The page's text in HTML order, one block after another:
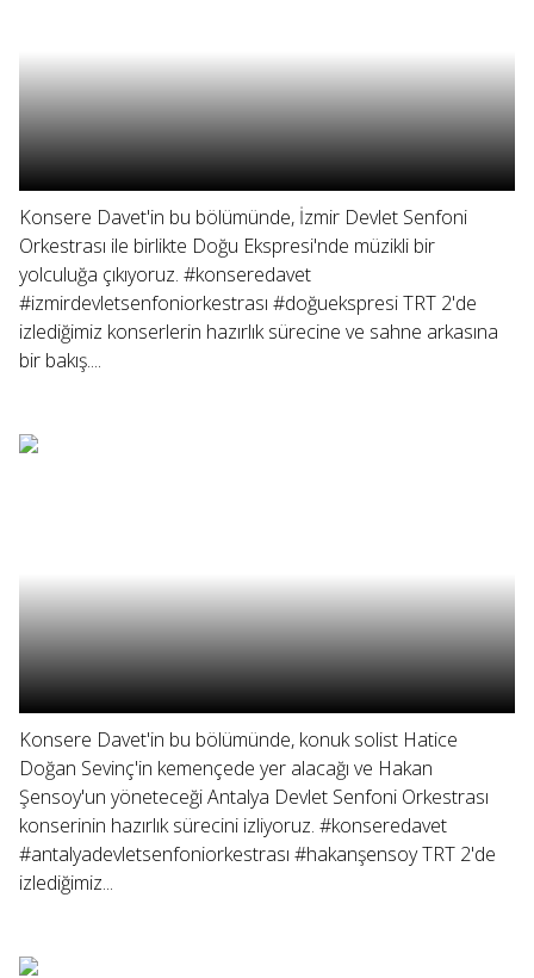
Konsere Davet'in bu bölümünde, İzmir Devlet Senfoni
Orkestrası ile birlikte Doğu Ekspresi'nde müzikli bir
yolculuğa çıkıyoruz. #konseredavet
#izmirdevletsenfoniorkestrası #doğuekspresi TRT 2'de
izlediğimiz konserlerin hazırlık sürecine ve sahne arkasına
bir bakış....
Konsere Davet'in bu bölümünde, konuk solist Hatice
Doğan Sevinç'in kemençede yer alacağı ve Hakan
Şensoy'un yöneteceği Antalya Devlet Senfoni Orkestrası
konserinin hazırlık sürecini izliyoruz. #konseredavet
#antalyadevletsenfoniorkestrası #hakanşensoy TRT 2'de
izlediğimiz...